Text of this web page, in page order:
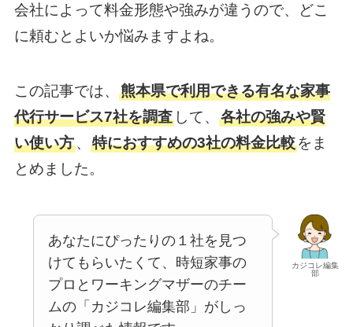
会社によって料金形態や強みが違うので、どこ
に頼むとよいか悩みますよね。
この記事では、 熊本県で利用できる有名な家事
代行サービス7社を調査して、 各社の強みや賢
い使い方、 特におすすめの3社の料金比較をま
とめました。
カジコレ編集
部
あなたにぴったりの１社を見つ
けてもらいたくて、時短家事の
プロとワーキングマザーのチー
ムの「カジコレ編集部」がしっ